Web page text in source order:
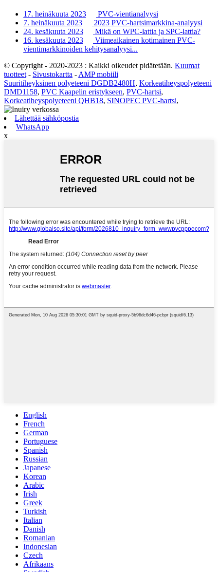
17. heinäkuuta 2023
PVC-vientianalyysi
7. heinäkuuta 2023
2023 PVC-hartsimarkkina-analyysi
24. kesäkuuta 2023
Mikä on WPC-lattia ja SPC-lattia?
16. kesäkuuta 2023
Viimeaikainen kotimainen PVC-
vientimarkkinoiden kehitysanalyysi...
© Copyright - 2020-2023 : Kaikki oikeudet pidätetään. Kuumat
tuotteet - Sivustokartta - AMP mobiili
Suuritiheyksinen polyeteeni DGDB2480H, Korkeatiheyspolyeteeni
DMD1158, PVC Kaapelin eristykseen, PVC-hartsi,
Korkeatiheyspolyeteeni QHB18, SINOPEC PVC-hartsi,
Lähettää sähköpostia
WhatsApp
x
English
French
German
Portuguese
Spanish
Russian
Japanese
Korean
Arabic
Irish
Greek
Turkish
Italian
Danish
Romanian
Indonesian
Czech
Afrikaans